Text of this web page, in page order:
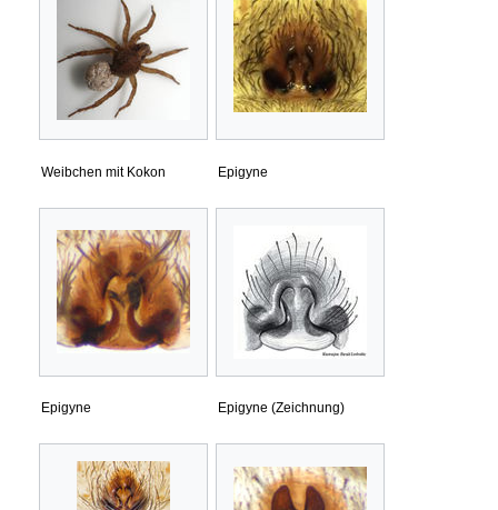
Weibchen mit Kokon Epigyne
Epigyne Epigyne (Zeichnung)